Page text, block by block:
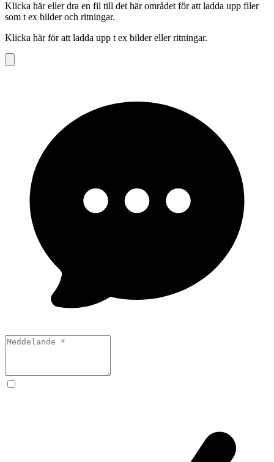
Klicka här eller dra en fil till det här området för att ladda upp filer
som t ex bilder och ritningar.
Klicka här för att ladda upp t ex bilder eller ritningar.